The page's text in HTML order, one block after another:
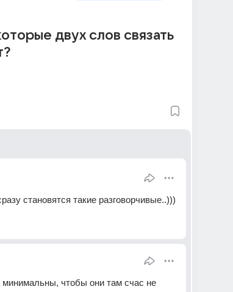
двух слов связать
становятся такие разговорчивые..)))
чтобы они там счас не